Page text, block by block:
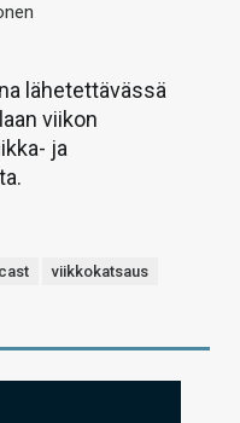
lähetettävässä
viikon
ja
viikkokatsaus